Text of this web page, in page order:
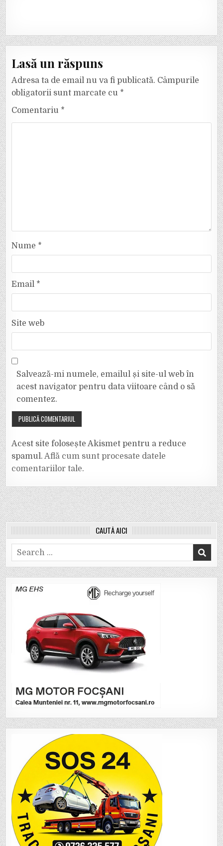
Lasă un răspuns
Adresa ta de email nu va fi publicată. Câmpurile
obligatorii sunt marcate cu *
Comentariu *
Nume *
Email *
Site web
Salvează-mi numele, emailul și site-ul web în
acest navigator pentru data viitoare când o să
comentez.
Acest site folosește Akismet pentru a reduce
spamul.Află cum sunt procesate datele
comentariilor tale.
CAUTĂ AICI
Search
for: